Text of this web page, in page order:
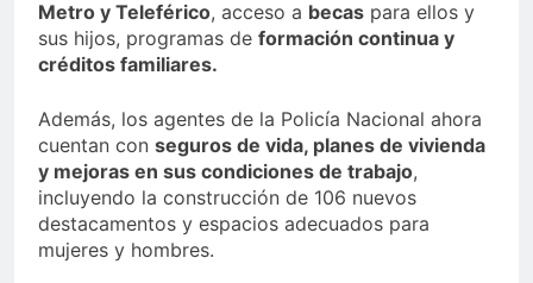
Metro y Teleférico, acceso a becas para ellos y
sus hijos, programas de formación continua y
créditos familiares.
Además, los agentes de la Policía Nacional ahora
cuentan con seguros de vida, planes de vivienda
y mejoras en sus condiciones de trabajo,
incluyendo la construcción de 106 nuevos
destacamentos y espacios adecuados para
mujeres y hombres.